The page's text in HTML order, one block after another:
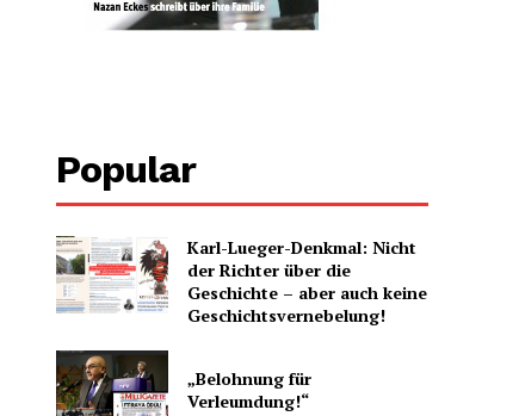
Popular
Karl-Lueger-Denkmal: Nicht
der Richter über die
Geschichte – aber auch keine
Geschichtsvernebelung!
„Belohnung für
Verleumdung!“